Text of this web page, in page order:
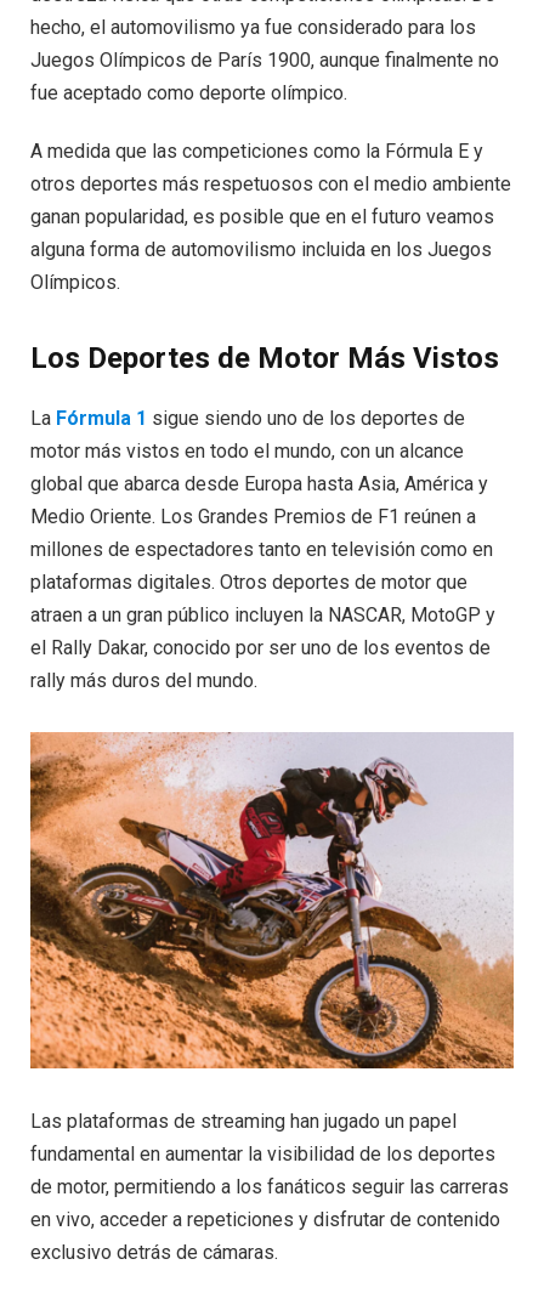
hecho, el automovilismo ya fue considerado para los
Juegos Olímpicos de París 1900, aunque finalmente no
fue aceptado como deporte olímpico.
A medida que las competiciones como la Fórmula E y
otros deportes más respetuosos con el medio ambiente
ganan popularidad, es posible que en el futuro veamos
alguna forma de automovilismo incluida en los Juegos
Olímpicos.
Los Deportes de Motor Más Vistos
La Fórmula 1 sigue siendo uno de los deportes de
motor más vistos en todo el mundo, con un alcance
global que abarca desde Europa hasta Asia, América y
Medio Oriente. Los Grandes Premios de F1 reúnen a
millones de espectadores tanto en televisión como en
plataformas digitales. Otros deportes de motor que
atraen a un gran público incluyen la NASCAR, MotoGP y
el Rally Dakar, conocido por ser uno de los eventos de
rally más duros del mundo.
Las plataformas de streaming han jugado un papel
fundamental en aumentar la visibilidad de los deportes
de motor, permitiendo a los fanáticos seguir las carreras
en vivo, acceder a repeticiones y disfrutar de contenido
exclusivo detrás de cámaras.